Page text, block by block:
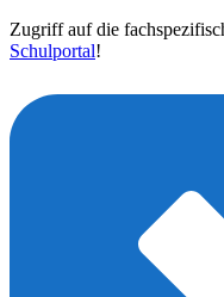
Zugriff auf die
Schulportal!